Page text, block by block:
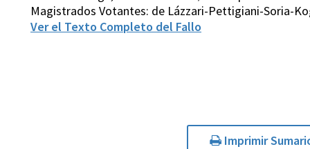
Magistrados Votantes: de Lázzari-Pettigiani-Soria-
Ver el Texto Completo del Fallo
Imprimir